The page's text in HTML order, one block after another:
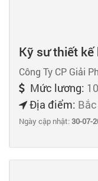
Kỹ sư thiết kế
Công Ty CP Giải
Mức lương:
Địa điểm:
Ngày cập nhật:30-07-